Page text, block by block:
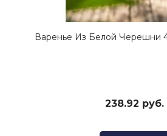
Варенье Из Белой Черешни
238.92 руб.